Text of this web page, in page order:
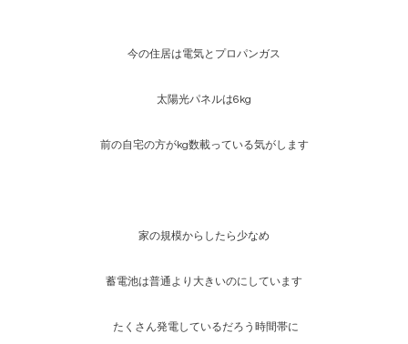
今の住居は電気とプロパンガス
太陽光パネルは6kg
前の自宅の方がkg数載っている気がします
家の規模からしたら少なめ
蓄電池は普通より大きいのにしています
たくさん発電しているだろう時間帯に